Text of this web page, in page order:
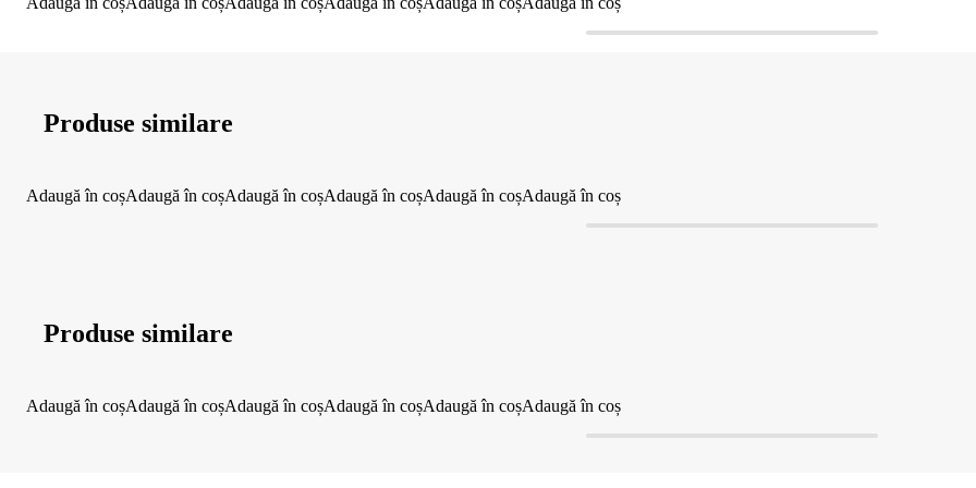
Produse similare
Adaugă în coșAdaugă în coșAdaugă în coșAdaugă în coșAdaugă în coșAdaugă în coș
Produse similare
Adaugă în coșAdaugă în coșAdaugă în coșAdaugă în coșAdaugă în coșAdaugă în coș